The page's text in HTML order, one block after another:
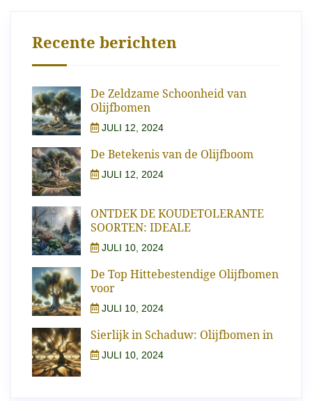
Recente berichten
De Zeldzame Schoonheid van
Olijfbomen
JULI 12, 2024
De Betekenis van de Olijfboom
JULI 12, 2024
ONTDEK DE KOUDETOLERANTE
SOORTEN: IDEALE
JULI 10, 2024
De Top Hittebestendige Olijfbomen
voor
JULI 10, 2024
Sierlijk in Schaduw: Olijfbomen in
JULI 10, 2024